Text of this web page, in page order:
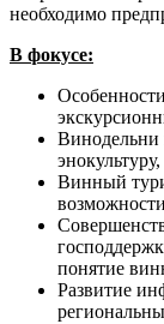
необходимо
В фокусе:
Винодельни
Винный
понятие
Развитие